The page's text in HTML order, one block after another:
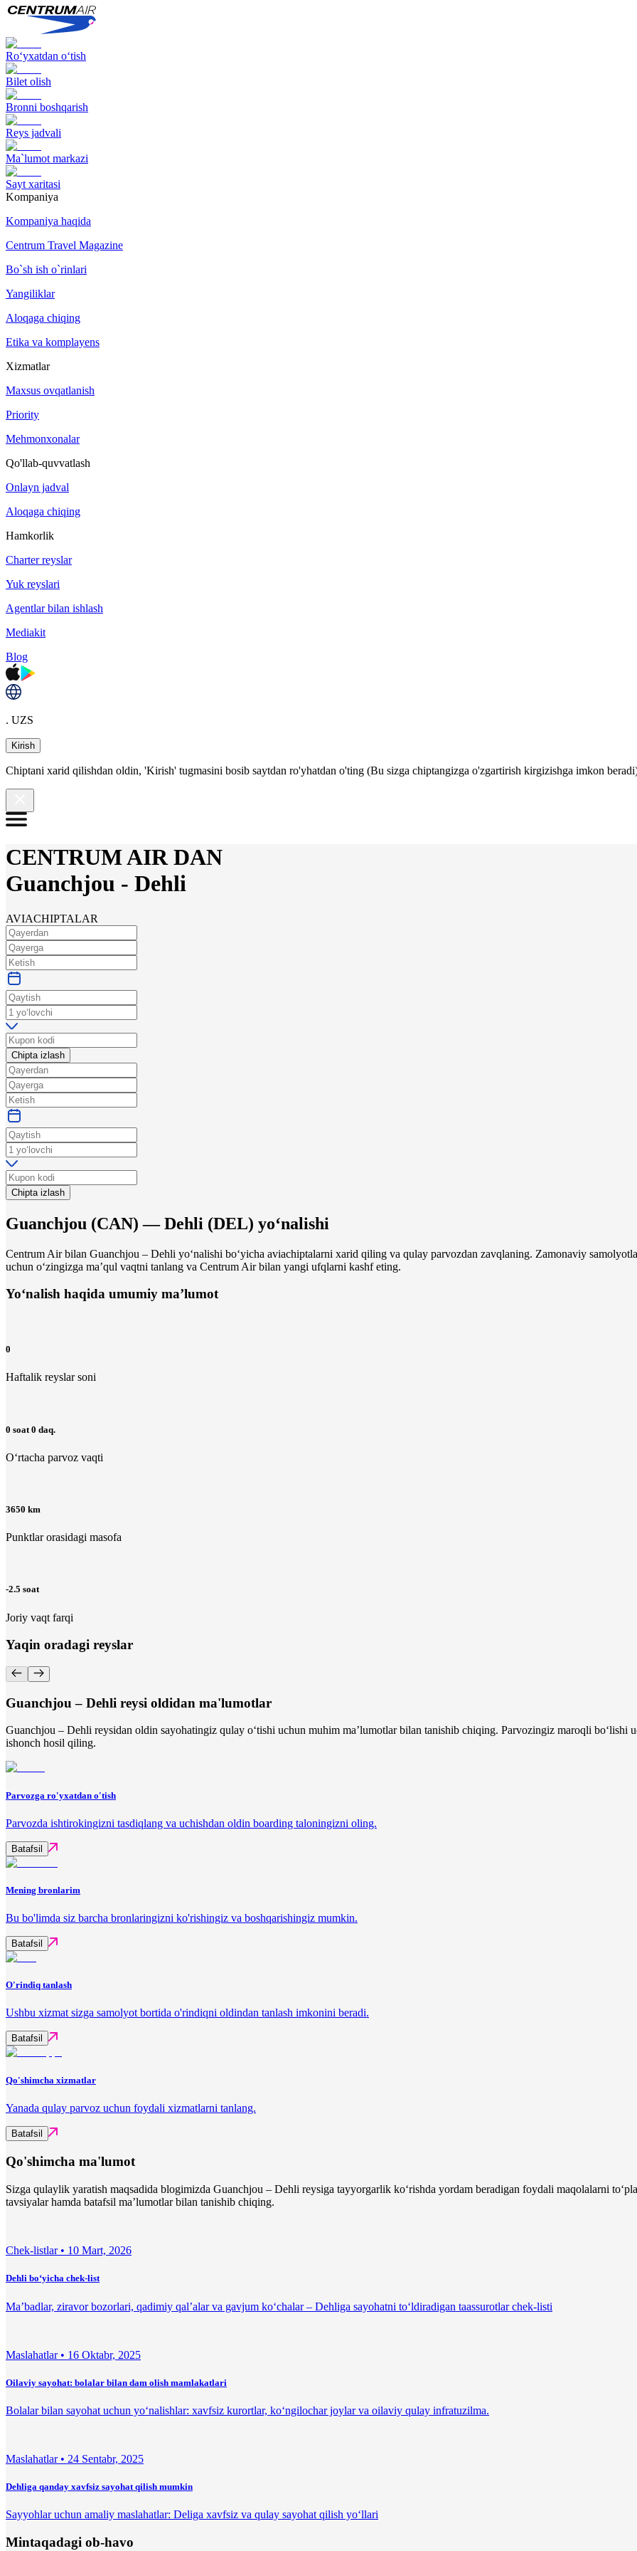
Ro‘yxatdan o‘tish
Bilet olish
Bronni boshqarish
Reys jadvali
Ma`lumot markazi
Sayt xaritasi
Kompaniya
Kompaniya haqida
Centrum Travel Magazine
Bo`sh ish o`rinlari
Yangiliklar
Aloqaga chiqing
Etika va komplayens
Xizmatlar
Maxsus ovqatlanish
Priority
Mehmonxonalar
Qo'llab-quvvatlash
Onlayn jadval
Aloqaga chiqing
Hamkorlik
Charter reyslar
Yuk reyslari
Agentlar bilan ishlash
Mediakit
Blog
. UZS
Kirish
Chiptani xarid qilishdan oldin, 'Kirish' tugmasini bosib saytdan ro'yhatdan o'ting (Bu sizga chiptangizga o'zgartirish kirgizishga imkon
CENTRUM AIR DAN
Guanchjou - Dehli
AVIACHIPTALAR
Chipta izlash
Chipta izlash
Guanchjou (CAN) —Dehli (DEL) yo‘nalishi
Centrum Air bilan Guanchjou – Dehli yo‘nalishi bo‘yicha aviachiptalarni xarid qiling va qulay parvozdan zavqlaning. Zamonaviy
uchun o‘zingizga maʼqul vaqtni tanlang va Centrum Air bilan yangi ufqlarni kashf eting.
Yo‘nalish haqida umumiy ma’lumot
0
Haftalik reyslar soni
0 soat 0 daq.
O‘rtacha parvoz vaqti
3650 km
Punktlar orasidagi masofa
-2.5 soat
Joriy vaqt farqi
Yaqin oradagi reyslar
Guanchjou – Dehli reysi oldidan ma'lumotlar
Guanchjou – Dehli reysidan oldin sayohatingiz qulay o‘tishi uchun muhim ma’lumotlar bilan tanishib chiqing. Parvozingiz maroqli bo‘lishi
ishonch hosil qiling.
Parvozga ro'yxatdan o'tish
Parvozda ishtirokingizni tasdiqlang va uchishdan oldin boarding taloningizni oling.
Batafsil
Mening bronlarim
Bu bo'limda siz barcha bronlaringizni ko'rishingiz va boshqarishingiz mumkin.
Batafsil
O'rindiq tanlash
Ushbu xizmat sizga samolyot bortida o'rindiqni oldindan tanlash imkonini beradi.
Batafsil
Qo'shimcha xizmatlar
Yanada qulay parvoz uchun foydali xizmatlarni tanlang.
Batafsil
Qo'shimcha ma'lumot
Sizga qulaylik yaratish maqsadida blogimizda Guanchjou – Dehli reysiga tayyorgarlik ko‘rishda yordam beradigan foydali maqolalarni
tavsiyalar hamda batafsil ma’lumotlar bilan tanishib chiqing.
Chek-listlar • 10 Mart, 2026
Dehli bo‘yicha chek-list
Ma’badlar, ziravor bozorlari, qadimiy qal’alar va gavjum ko‘chalar – Dehliga sayohatni to‘ldiradigan taassurotlar chek-listi
Maslahatlar • 16 Oktabr, 2025
Oilaviy sayohat: bolalar bilan dam olish mamlakatlari
Bolalar bilan sayohat uchun yo‘nalishlar: xavfsiz kurortlar, ko‘ngilochar joylar va oilaviy qulay infratuzilma.
Maslahatlar • 24 Sentabr, 2025
Dehliga qanday xavfsiz sayohat qilish mumkin
Sayyohlar uchun amaliy maslahatlar: Deliga xavfsiz va qulay sayohat qilish yo‘llari
Mintaqadagi ob-havo